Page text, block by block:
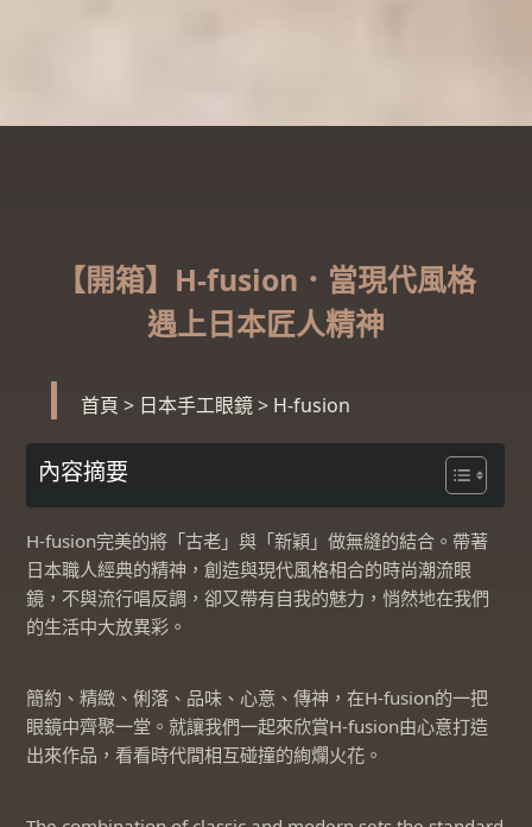
【開箱】H-fusion．當現代風格
遇上日本匠人精神
首頁 > 日本手工眼鏡> H-fusion
內容摘要
H-fusion完美的將「古老」與「新穎」做無縫的結合。帶著
日本職人經典的精神，創造與現代風格相合的時尚潮流眼
鏡，不與流行唱反調，卻又帶有自我的魅力，悄然地在我們
的生活中大放異彩。
簡約、精緻、俐落、品味、心意、傳神，在H-fusion的一把
眼鏡中齊聚一堂。就讓我們一起來欣賞H-fusion由心意打造
出來作品，看看時代間相互碰撞的絢爛火花。